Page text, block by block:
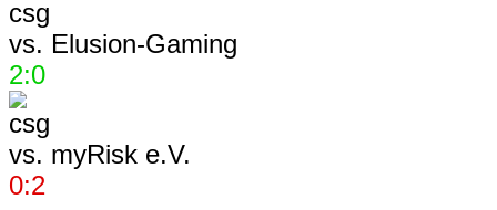
vs. Elusion-Gaming
2:0
vs. myRisk e.V.
0:2